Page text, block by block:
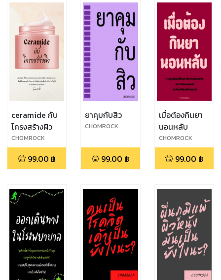
ceramide กับ
โครงสร้างผิว
CHOMROCK
99.00 ฿
ยาคุมกับสิว
CHOMROCK
99.00 ฿
เมื่อต้องกินยา
นอนหลับ
CHOMROCK
99.00 ฿